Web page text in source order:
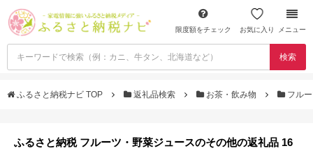
限度額をチェック お気に入り メニュー
検索
ふるさと納税ナビ TOP 返礼品検索 お茶・飲み物 フル
ふるさと納税 フルーツ・野菜ジュースのその他の返礼品 16